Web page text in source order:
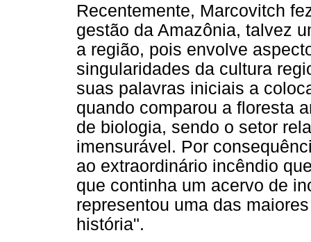
Recentemente, Marcovitch
gestão da Amazônia, talvez
a região, pois envolve
singularidades da cultura
suas palavras iniciais a
quando comparou a floresta
de biologia, sendo o setor
imensurável. Por
ao extraordinário incêndio
que continha um acervo de
representou uma das
história".